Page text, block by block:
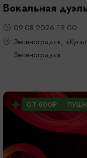
Вокальная
09.08.2026 19:00
Зеленоградск,
Зеленоградск
ОТ 600₽